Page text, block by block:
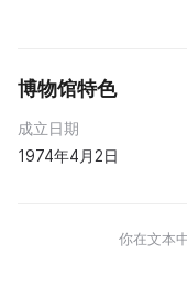
博物馆特色
成立日期
1974年4月2日
你在文本